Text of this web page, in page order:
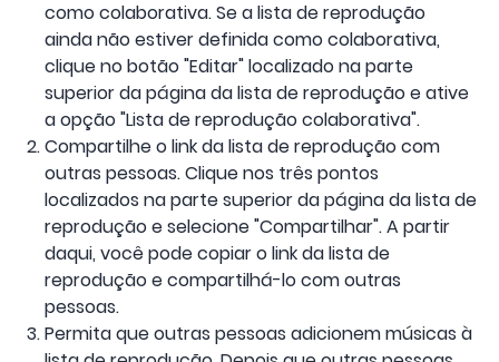
como colaborativa. Se a lista de reprodução
ainda não estiver definida como colaborativa,
clique no botão "Editar" localizado na parte
superior da página da lista de reprodução e ative
a opção "Lista de reprodução colaborativa".
Compartilhe o link da lista de reprodução com
outras pessoas. Clique nos três pontos
localizados na parte superior da página da lista de
reprodução e selecione "Compartilhar". A partir
daqui, você pode copiar o link da lista de
reprodução e compartilhá-lo com outras
pessoas.
Permita que outras pessoas adicionem músicas à